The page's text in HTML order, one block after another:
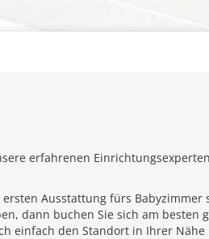
erfahrenen
Ausstattung fürs
dann buchen Sie sich am besten
einfach den Standort in Ihrer